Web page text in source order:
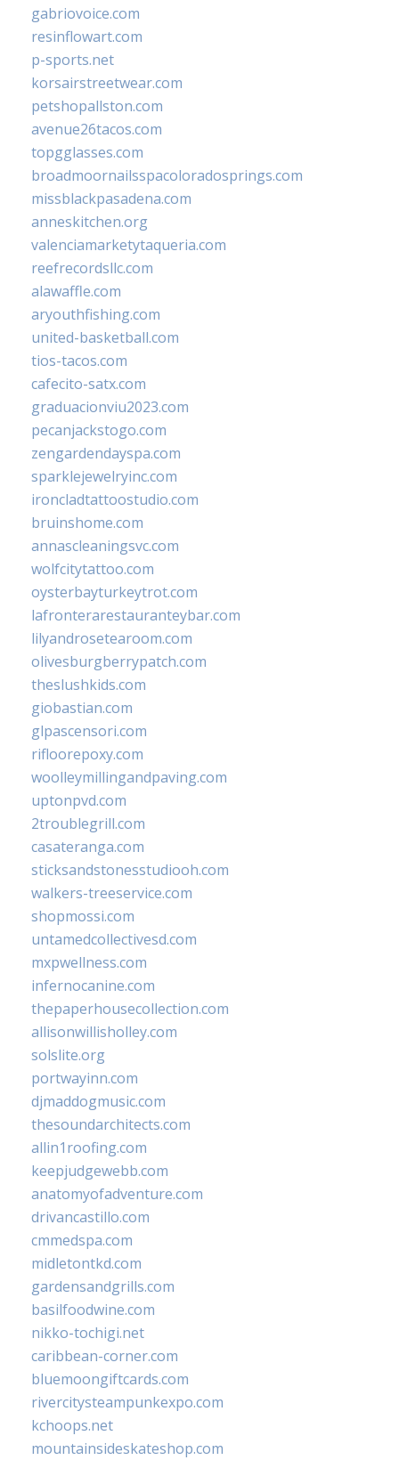
gabriovoice.com
resinflowart.com
p-sports.net
korsairstreetwear.com
petshopallston.com
avenue26tacos.com
topgglasses.com
broadmoornailsspacoloradosprings.com
missblackpasadena.com
anneskitchen.org
valenciamarketytaqueria.com
reefrecordsllc.com
alawaffle.com
aryouthfishing.com
united-basketball.com
tios-tacos.com
cafecito-satx.com
graduacionviu2023.com
pecanjackstogo.com
zengardendayspa.com
sparklejewelryinc.com
ironcladtattoostudio.com
bruinshome.com
annascleaningsvc.com
wolfcitytattoo.com
oysterbayturkeytrot.com
lafronterarestauranteybar.com
lilyandrosetearoom.com
olivesburgberrypatch.com
theslushkids.com
giobastian.com
glpascensori.com
rifloorepoxy.com
woolleymillingandpaving.com
uptonpvd.com
2troublegrill.com
casateranga.com
sticksandstonesstudiooh.com
walkers-treeservice.com
shopmossi.com
untamedcollectivesd.com
mxpwellness.com
infernocanine.com
thepaperhousecollection.com
allisonwillisholley.com
solslite.org
portwayinn.com
djmaddogmusic.com
thesoundarchitects.com
allin1roofing.com
keepjudgewebb.com
anatomyofadventure.com
drivancastillo.com
cmmedspa.com
midletontkd.com
gardensandgrills.com
basilfoodwine.com
nikko-tochigi.net
caribbean-corner.com
bluemoongiftcards.com
rivercitysteampunkexpo.com
kchoops.net
mountainsideskateshop.com